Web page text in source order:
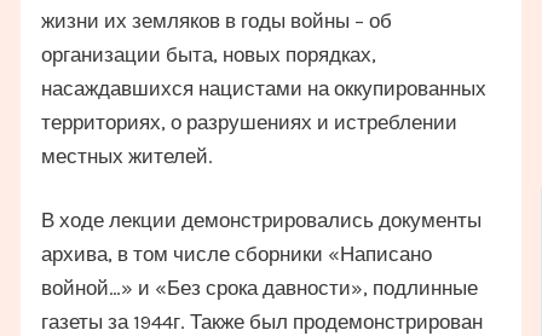
жизни их земляков в годы войны – об
организации быта, новых порядках,
насаждавшихся нацистами на оккупированных
территориях, о разрушениях и истреблении
местных жителей.
В ходе лекции демонстрировались документы
архива, в том числе сборники «Написано
войной…» и «Без срока давности», подлинные
газеты за 1944г. Также был продемонстрирован